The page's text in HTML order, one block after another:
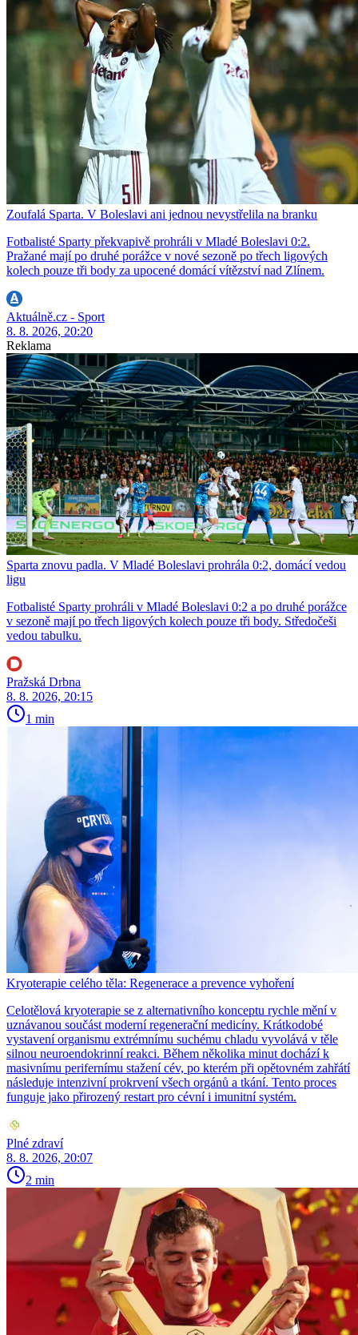
Zoufalá Sparta. V Boleslavi ani jednou nevystřelila na branku
Fotbalisté Sparty překvapivě prohráli v Mladé Boleslavi 0:2.
Pražané mají po druhé porážce v nové sezoně po třech ligových
kolech pouze tři body za upocené domácí vítězství nad Zlínem.
Aktuálně.cz - Sport
8. 8. 2026, 20:20
Reklama
Sparta znovu padla. V Mladé Boleslavi prohrála 0:2, domácí vedou
ligu
Fotbalisté Sparty prohráli v Mladé Boleslavi 0:2 a po druhé porážce
v sezoně mají po třech ligových kolech pouze tři body. Středočeši
vedou tabulku.
Pražská Drbna
8. 8. 2026, 20:15
1 min
Kryoterapie celého těla: Regenerace a prevence vyhoření
Celotělová kryoterapie se z alternativního konceptu rychle mění v
uznávanou součást moderní regenerační medicíny. Krátkodobé
vystavení organismu extrémnímu suchému chladu vyvolává v těle
silnou neuroendokrinní reakci. Během několika minut dochází k
masivnímu perifernímu stažení cév, po kterém při opětovném zahřátí
následuje intenzivní prokrvení všech orgánů a tkání. Tento proces
funguje jako přirozený restart pro cévní i imunitní systém.
Plné zdraví
8. 8. 2026, 20:07
2 min